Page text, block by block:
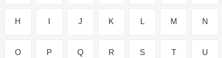
H J K L M N
O P Q R S T U